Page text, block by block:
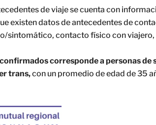
de viaje se cuenta con
existen datos de antecedentes de
sintomático, contacto físico con
corresponde a personas de
trans,con un promedio de edad de 35